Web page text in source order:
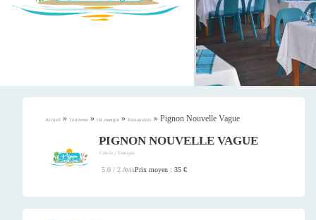
Accueil » Tourisme » Où manger » Restaurants » Pignon Nouvelle Vague
PIGNON NOUVELLE VAGUE
Créole / Français
5.0 / 2 AvisPrix moyen : 35 €